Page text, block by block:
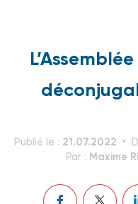
Publié le : 21.07.2022
Par : Maxime